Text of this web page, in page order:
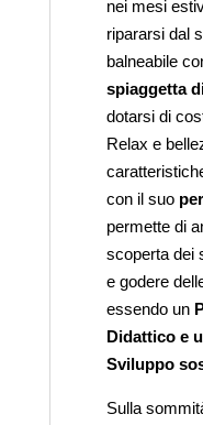
nei mesi
ripararsi dal
balneabile
spiaggetta
dotarsi di
Relax e
con il suo
permette di
scoperta dei
e godere
essendo un
Didattico e
Sviluppo
Sulla